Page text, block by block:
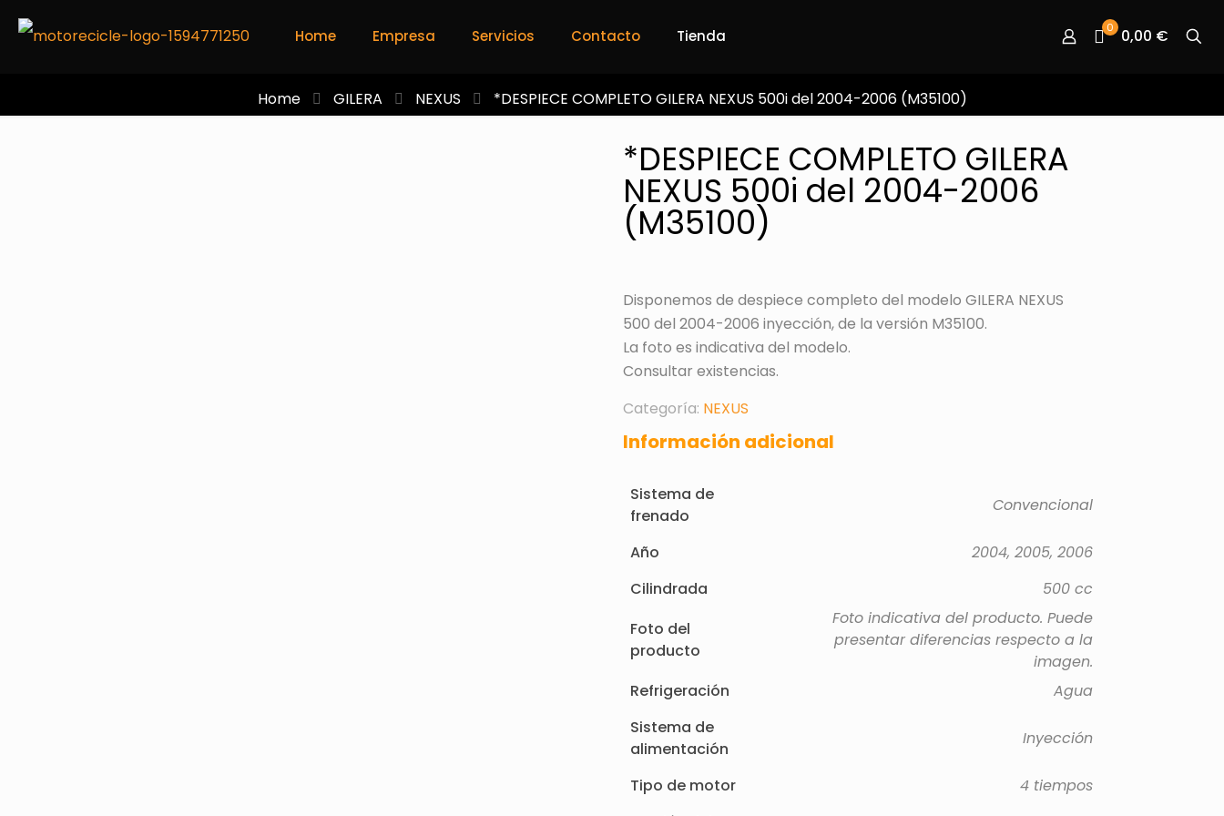
Home Empresa Servicios Contacto Tienda 0 0,00 €
Home GILERA NEXUS *DESPIECE COMPLETO GILERA NEXUS 500i del 2004-2006 (M35100)
*DESPIECE COMPLETO GILERA
NEXUS 500i del 2004-2006
(M35100)
Disponemos de despiece completo del modelo GILERA NEXUS
500 del 2004-2006 inyección, de la versión M35100.
La foto es indicativa del modelo.
Consultar existencias.
Categoría: NEXUS
Información adicional
Sistema de
frenado
Convencional
Año
2004, 2005, 2006
Cilindrada
500 cc
Foto del
producto
Foto indicativa del producto. Puede
presentar diferencias respecto a la
imagen.
Refrigeración
Agua
Sistema de
alimentación
Inyección
Tipo de motor
4 tiempos